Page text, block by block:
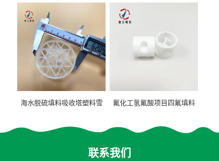
海水脱硫填料吸收塔塑料雪
氟化工氢氟酸项目四氟填料
蚀
联系我们